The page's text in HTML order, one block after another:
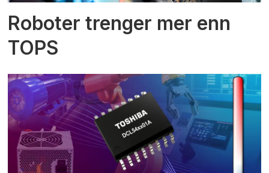
Roboter trenger mer enn
TOPS